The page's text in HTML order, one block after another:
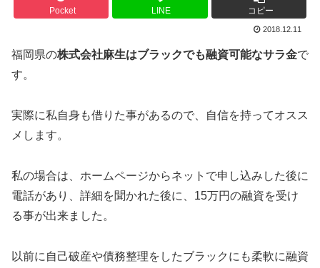
Pocket LINE コピー
2018.12.11
福岡県の株式会社麻生はブラックでも融資可能なサラ金で
す。
実際に私自身も借りた事があるので、自信を持ってオスス
メします。
私の場合は、ホームページからネットで申し込みした後に
電話があり、詳細を聞かれた後に、15万円の融資を受け
る事が出来ました。
以前に自己破産や債務整理をしたブラックにも柔軟に融資